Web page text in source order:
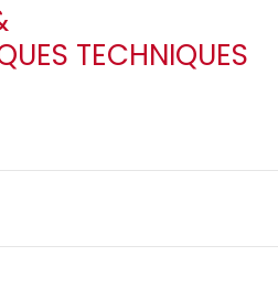
TECHNIQUES